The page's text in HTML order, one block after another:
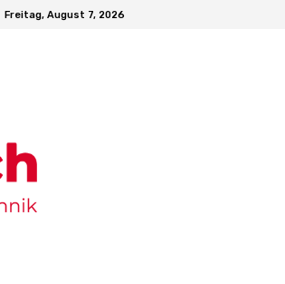
Freitag, August 7, 2026